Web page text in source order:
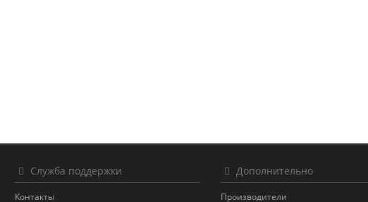
Служба поддержки
Контакты
Дополнительно
Производители